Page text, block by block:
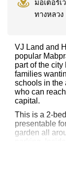
มอเตอร์เ
ทางหลวง
VJ Land and
popular
part of the
families
schools in the
who can
capital.
This is a 2-
presentable
garden all
and the Euro
Both